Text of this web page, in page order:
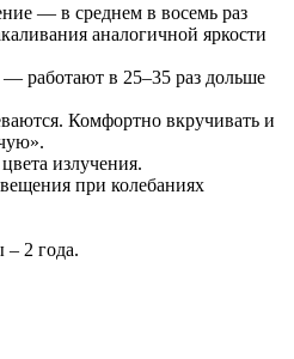
— в среднем в восемь раз
аналогичной яркости
работают в 25–35 раз дольше
Комфортно вкручивать и
излучения.
при колебаниях
– 2 года.